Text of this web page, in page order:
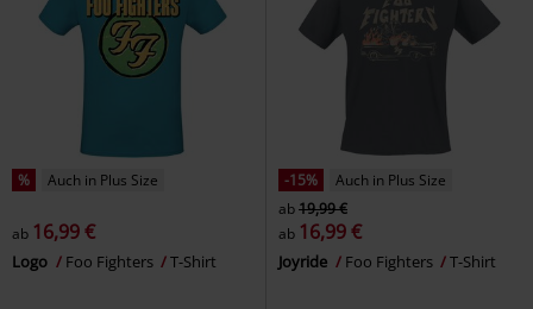
% Auch in Plus Size
ab 16,99 €
Logo Foo Fighters T-Shirt
-15%
Auch in Plus Size
ab19,99 €
ab 16,99 €
Joyride Foo Fighters T-Shirt